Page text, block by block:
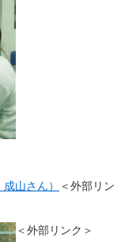
山さん）
＜外部リン
＜外部リンク＞